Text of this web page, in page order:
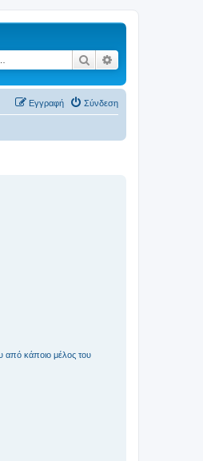
Αναζήτηση
Σύνδεση
Εγγραφή
από κάποιο μέλος του